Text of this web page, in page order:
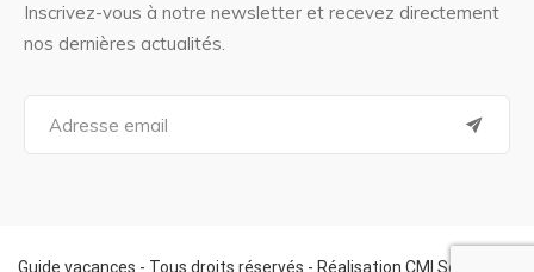
Inscrivez-vous à notre newsletter et recevez directement
nos dernières actualités.
a
f
Guide vacances - Tous droits réservés - Réalisation CMI Services